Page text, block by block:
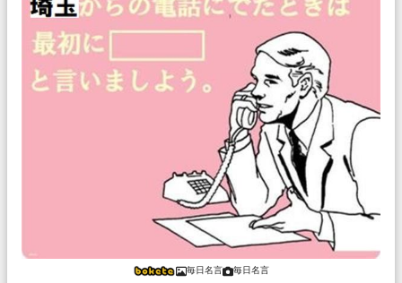
毎日名言 毎日名言